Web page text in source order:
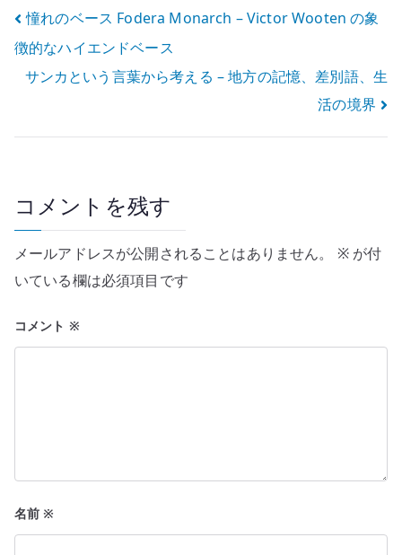
投
稿
ナ
ビ
ー
シ
ョ
ン
憧れのベース Fodera Monarch – Victor Wooten の象
徴的なハイエンドベース
サンカという言葉から考える – 地方の記憶、差別語、生
活の境界
コメントを残す
メールアドレスが公開されることはありません。 ※が付
いている欄は必須項目です
コメント ※
名前※